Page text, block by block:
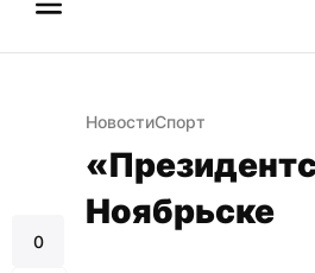
0
НовостиСпорт
Ноябрьске